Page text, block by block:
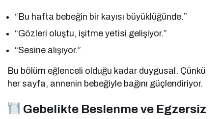
“Bu hafta bebeğin bir kayısı büyüklüğünde.”
“Gözleri oluştu, işitme yetisi gelişiyor.”
“Sesine alışıyor.”
Bu bölüm eğlenceli olduğu kadar duygusal. Çünkü
her sayfa, annenin bebeğiyle bağını güçlendiriyor.
Gebelikte Beslenme ve Egzersiz